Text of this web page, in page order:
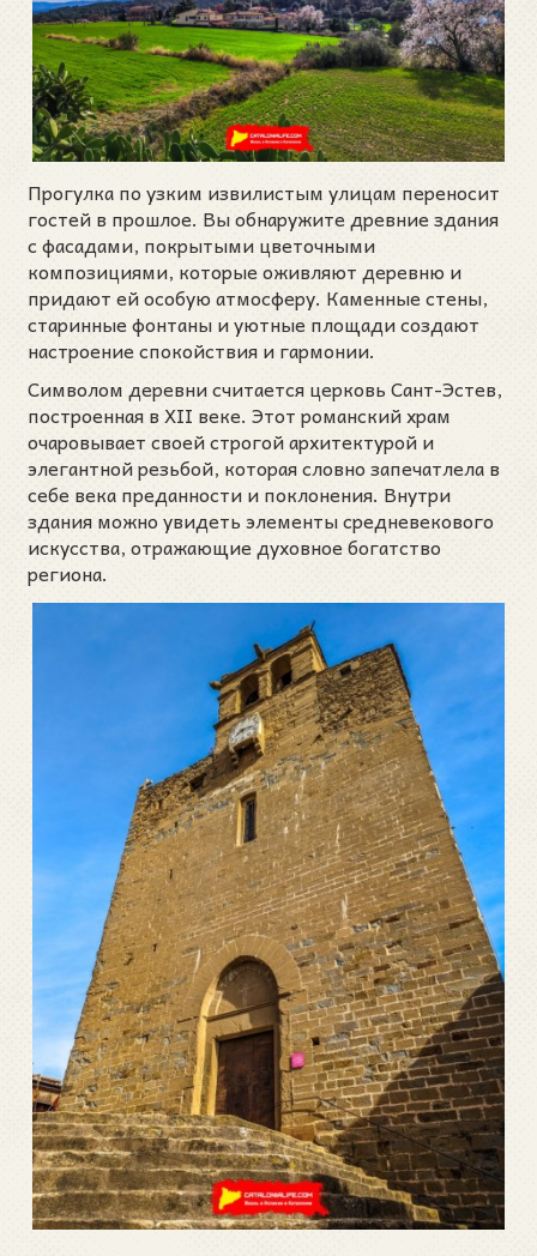
Прогулка по узким извилистым улицам переносит
гостей в прошлое. Вы обнаружите древние здания
с фасадами, покрытыми цветочными
композициями, которые оживляют деревню и
придают ей особую атмосферу. Каменные стены,
старинные фонтаны и уютные площади создают
настроение спокойствия и гармонии.
Символом деревни считается церковь Сант-Эстев,
построенная в XII веке. Этот романский храм
очаровывает своей строгой архитектурой и
элегантной резьбой, которая словно запечатлела в
себе века преданности и поклонения. Внутри
здания можно увидеть элементы средневекового
искусства, отражающие духовное богатство
региона.